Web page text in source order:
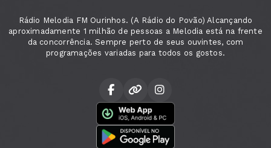
Rádio Melodia FM Ourinhos. (A Rádio do Povão) Alcançando
aproximadamente 1 milhão de pessoas a Melodia está na frente
da concorrência. Sempre perto de seus ouvintes, com
programações variadas para todos os gostos.